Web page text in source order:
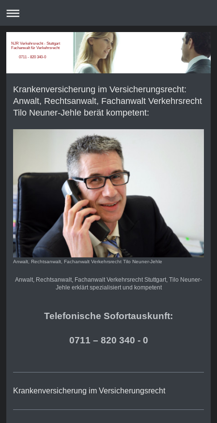
NJR Verkehrsrecht - Stuttgart
Fachanwalt für Verkehrsrecht
0711 - 820 340-0
Krankenversicherung im Versicherungsrecht:
Anwalt, Rechtsanwalt, Fachanwalt Verkehrsrecht
Tilo Neuner-Jehle berät kompetent:
Anwalt, Rechtsanwalt, Fachanwalt Verkehrsrecht Tilo Neuner-Jehle
Anwalt, Rechtsanwalt, Fachanwalt Verkehrsrecht Stuttgart, Tilo Neuner-
Jehle erklärt spezialisiert und kompetent
Telefonische Sofortauskunft:
0711 – 820 340 - 0
Krankenversicherung im Versicherungsrecht